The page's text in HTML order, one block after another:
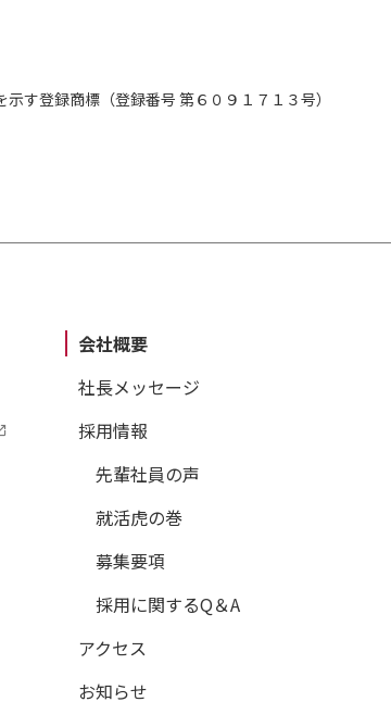
力を伸ばす
す登録商標（登録番号 第６０９１７１３号）
会社概要
社長メッセージ
採用情報
先輩社員の声
就活虎の巻
募集要項
採用に関するQ＆A
アクセス
お知らせ